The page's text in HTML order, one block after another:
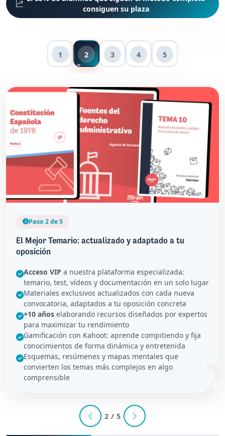
consiguen su plaza
1 2 3 4 5
Paso 2 de 5
El Mejor Temario: actualizado y adaptado a tu
oposición
Acceso VIP a nuestra plataforma especializada:
temario, test, vídeos y documentación en un solo lugar
Materiales exclusivos actualizados con cada nueva
convocatoria, adaptados a tu oposición concreta
+10 años elaborando recursos diseñados por expertos
para maximizar tu rendimiento
Gamificación con Kahoot: aprende compitiendo y fija
conocimientos de forma dinámica y entretenida
Esquemas, resúmenes y mapas mentales que
convierten los temas más complejos en algo
comprensible
2 / 5